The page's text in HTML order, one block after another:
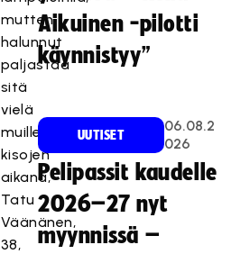
mutten
halunnut
paljastaa
sitä
vielä
muille
kisojen
aikana,
Tatu
Väänänen,
38,
Aikuinen -pilotti
käynnistyy”
UUTISET
06.08.2
026
Pelipassit kaudelle
2026–27 nyt
myynnissä –